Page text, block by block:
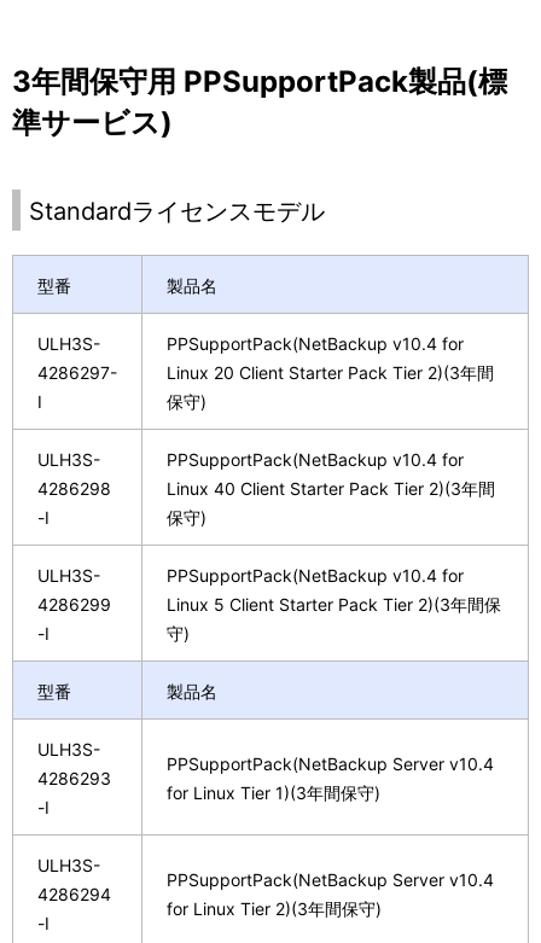
い
ま
。
3年間保守用 PPSupportPack製品(標
準サービス)
Standardライセンスモデル
型番 製品名
ULH3S-
4286297-
I
PPSupportPack(NetBackup v10.4 for
Linux 20 Client Starter Pack Tier 2)(3年間
保守)
ULH3S-
4286298
-I
PPSupportPack(NetBackup v10.4 for
Linux 40 Client Starter Pack Tier 2)(3年間
保守)
ULH3S-
4286299
-I
PPSupportPack(NetBackup v10.4 for
Linux 5 Client Starter Pack Tier 2)(3年間保
守)
型番 製品名
ULH3S-
4286293
-I
PPSupportPack(NetBackup Server v10.4
for Linux Tier 1)(3年間保守)
ULH3S-
4286294
-I
PPSupportPack(NetBackup Server v10.4
for Linux Tier 2)(3年間保守)